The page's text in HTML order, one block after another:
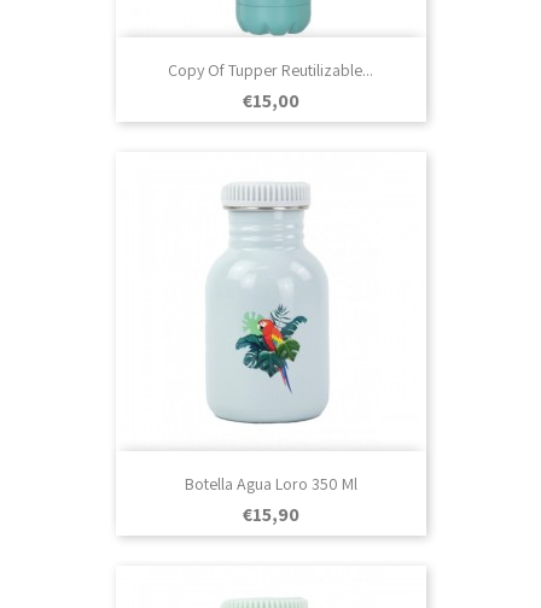
Copy Of Tupper Reutilizable...
Prezo
€15,00
Botella Agua Loro 350 Ml
Prezo
€15,90